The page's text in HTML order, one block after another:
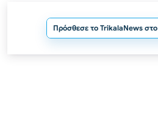
Πρόσθεσε το TrikalaNews στο